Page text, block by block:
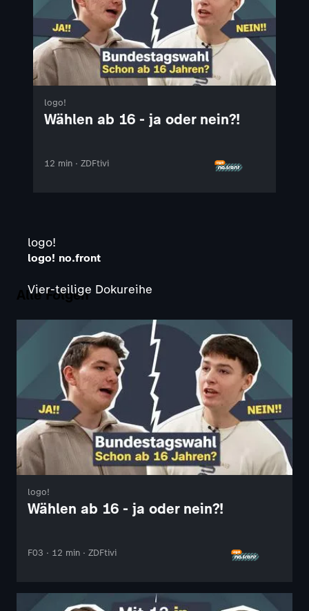
logo!
Wählen ab 16 - ja oder nein?!
12 min · ZDFtivi
Alle Folgen
logo!
logo! no.front
Vier-teilige Dokureihe
logo!
Wählen ab 16 - ja oder nein?!
F03 · 12 min · ZDFtivi